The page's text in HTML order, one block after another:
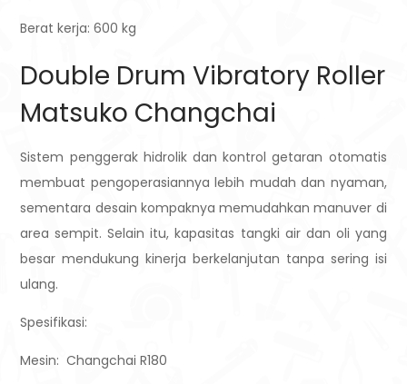
Berat kerja: 600 kg
Double Drum Vibratory Roller
Matsuko Changchai
Sistem penggerak hidrolik dan kontrol getaran otomatis
membuat pengoperasiannya lebih mudah dan nyaman,
sementara desain kompaknya memudahkan manuver di
area sempit. Selain itu, kapasitas tangki air dan oli yang
besar mendukung kinerja berkelanjutan tanpa sering isi
ulang.
Spesifikasi:
Mesin: Changchai R180